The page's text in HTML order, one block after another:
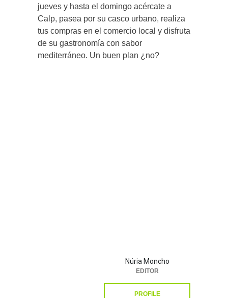
jueves y hasta el domingo acércate a
Calp, pasea por su casco urbano, realiza
tus compras en el comercio local y disfruta
de su gastronomía con sabor
mediterráneo. Un buen plan ¿no?
Núria Moncho
EDITOR
PROFILE